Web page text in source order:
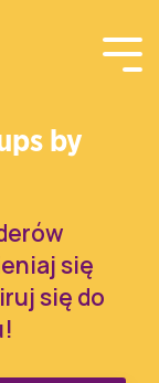
by
się
się do